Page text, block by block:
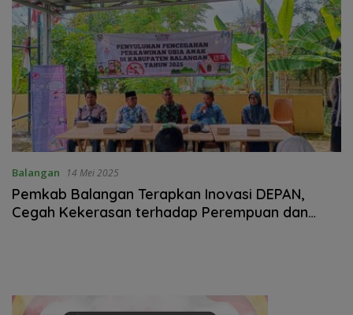
Balangan 14 Mei 2025
Pemkab Balangan Terapkan Inovasi DEPAN,
Cegah Kekerasan terhadap Perempuan dan